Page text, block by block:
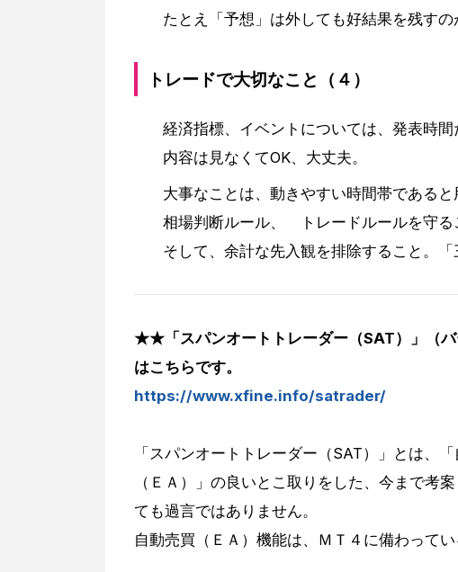
たとえ「予想」は外しても好結果を残すの
トレードで大切なこと（４）
経済指標、イベントについては、発表時間
内容は見なくてOK、大丈夫。
大事なことは、動きやすい時間帯である
相場判断ルール、 トレードルールを守る
そして、余計な先入観を排除すること。「
★★「スパンオートトレーダー（SAT）」（
はこちらです。
https://www.xfine.info/satrader/
「スパンオートトレーダー（SAT）」とは、
（ＥＡ）」の良いとこ取りをした、今まで考
ても過言ではありません。
自動売買（ＥＡ）機能は、ＭＴ４に備わってい